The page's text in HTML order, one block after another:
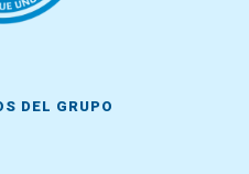
DEL GRUPO